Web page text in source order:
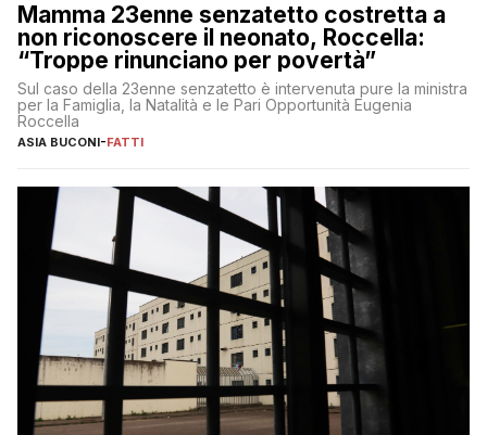
Mamma 23enne senzatetto costretta a
non riconoscere il neonato, Roccella:
“Troppe rinunciano per povertà”
Sul caso della 23enne senzatetto è intervenuta pure la ministra
per la Famiglia, la Natalità e le Pari Opportunità Eugenia
Roccella
ASIA BUCONI-FATTI